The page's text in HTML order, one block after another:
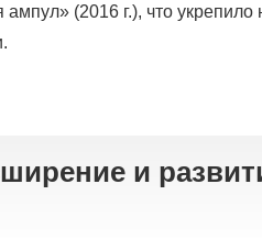
(2016 г.), что
и